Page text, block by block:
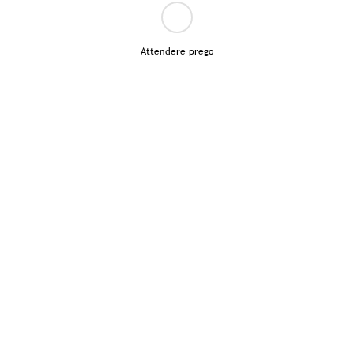
Attendere prego